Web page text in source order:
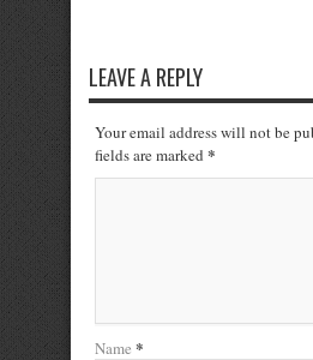
LEAVE A REPLY
Your email address will not be
fields are marked *
Name *